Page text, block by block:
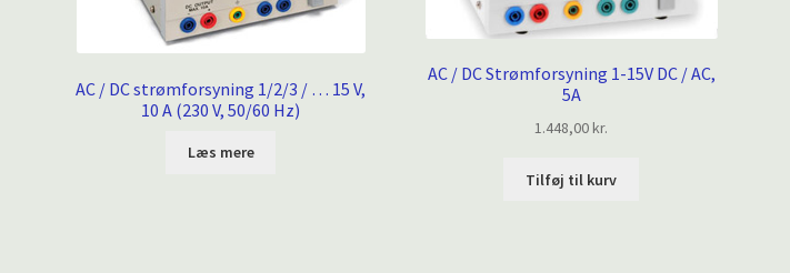
AC / DC strømforsyning 1/2/3 / … 15 V,
10 A (230 V, 50/60 Hz)
Læs mere
AC / DC Strømforsyning 1-15V DC / AC,
5A
1.448,00kr.
Tilføj til kurv